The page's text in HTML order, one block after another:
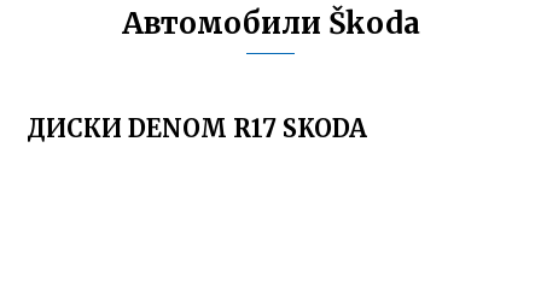
Автомобили Škoda
ДИСКИ DENOM R17 SKODA